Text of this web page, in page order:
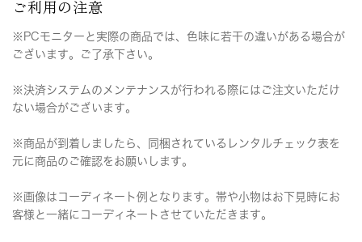
ご利用の注意
※PCモニターと実際の商品では、色味に若干の違いがある場合が
ございます。ご了承下さい。
※決済システムのメンテナンスが行われる際にはご注文いただけ
ない場合がございます。
※商品が到着しましたら、同梱されているレンタルチェック表を
元に商品のご確認をお願いします。
※画像はコーディネート例となります。帯や小物はお下見時にお
客様と一緒にコーディネートさせていただきます。